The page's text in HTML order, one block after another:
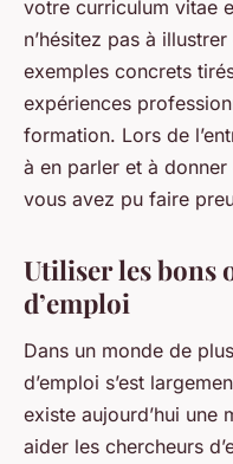
votre curriculum vitae
n’hésitez pas à
exemples concrets
expériences
formation. Lors de
à en parler et à
vous avez pu faire
Utiliser les bons
d’emploi
Dans un monde de
d’emploi s’est
existe aujourd’hui une
aider les chercheurs